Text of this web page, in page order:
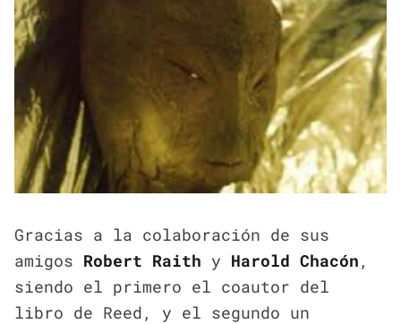
Gracias a la colaboración de sus
amigos Robert Raith y Harold Chacón ,
siendo el primero el coautor del
libro de Reed, y el segundo un